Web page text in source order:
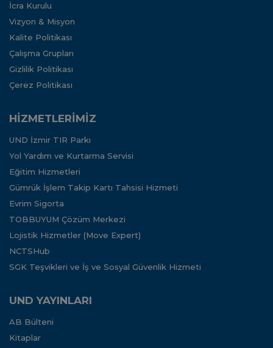
İcra Kurulu
Vizyon & Misyon
Kalite Politikası
Çalışma Grupları
Gizlilik Politikası
Çerez Politikası
HİZMETLERİMİZ
UND İzmir TIR Parkı
Yol Yardım ve Kurtarma Servisi
Eğitim Hizmetleri
Gümrük İşlem Takip Kartı Tahsisi Hizmeti
Evrim Sigorta
TOBBUYUM Çözüm Merkezi
Lojistik Hizmetler (Move Expert)
NCTSHub
SGK Teşvikleri ve İş ve Sosyal Güvenlik Hizmeti
UND YAYINLARI
AB Bülteni
Kitaplar